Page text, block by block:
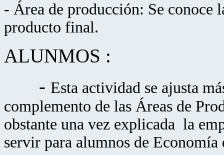
- Área de producción: Se conoce
producto final.
ALUNMOS :
- Esta actividad se ajusta
complemento de las Áreas de
obstante una vez explicada la
servir para alumnos de